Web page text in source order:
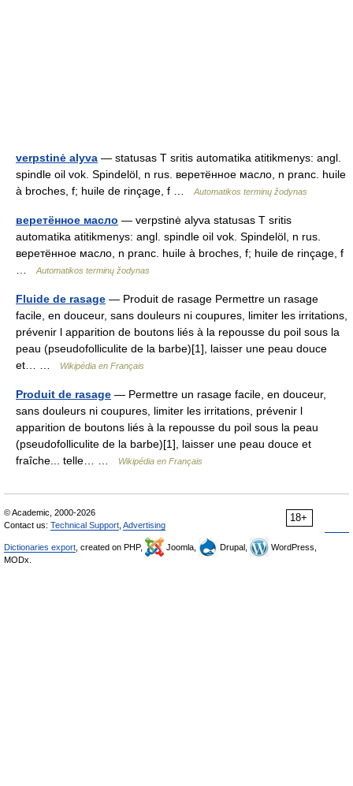
verpstinė alyva — statusas T sritis automatika atitikmenys: angl.
spindle oil vok. Spindelöl, n rus. веретённое масло, n pranc. huile
à broches, f; huile de rinçage, f …
Automatikos terminų žodynas
веретённое масло — verpstinė alyva statusas T sritis
automatika atitikmenys: angl. spindle oil vok. Spindelöl, n rus.
веретённое масло, n pranc. huile à broches, f; huile de rinçage, f
Automatikos terminų žodynas
Fluide de rasage — Produit de rasage Permettre un rasage
facile, en douceur, sans douleurs ni coupures, limiter les irritations,
prévenir l apparition de boutons liés à la repousse du poil sous la
peau (pseudofolliculite de la barbe)[1], laisser une peau douce
et… …
Wikipédia en Français
Produit de rasage — Permettre un rasage facile, en douceur,
sans douleurs ni coupures, limiter les irritations, prévenir l
apparition de boutons liés à la repousse du poil sous la peau
(pseudofolliculite de la barbe)[1], laisser une peau douce et
fraîche... telle… …
Wikipédia en Français
18+
© Academic, 2000-2026
Contact us: Technical Support Advertising
Dictionaries export , created on PHP, Joomla, Drupal,
WordPress,
MODx.